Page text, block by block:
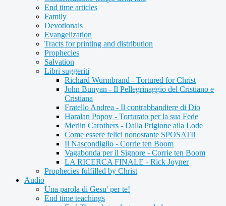
End time articles
Family
Devotionals
Evangelization
Tracts for printing and distribution
Prophecies
Salvation
Libri suggeriti
Richard Wurmbrand - Tortured for Christ
John Bunyan - Il Pellegrinaggio del Cristiano e
Cristiana
Fratello Andrea - Il contrabbandiere di Dio
Haralan Popov - Torturato per la sua Fede
Merlin Carothers - Dalla Prigione alla Lode
Come essere felici nonostante SPOSATI!
Il Nascondiglio - Corrie ten Boom
Vagabonda per il Signore - Corrie ten Boom
LA RICERCA FINALE - Rick Joyner
Prophecies fulfilled by Christ
Audio
Una parola di Gesu' per te!
End time teachings